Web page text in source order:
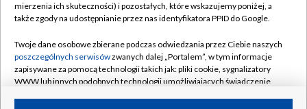
Naziemna Telewizja Cyfrowa
Rada Programowa
System NOS
Informacje o nadawcy
Pomoc
Kontakt
Kanały
mierzenia ich skuteczności) i pozostałych, które wskazujemy poniżej, a
także zgody na udostępnianie przez nas identyfikatora PPID do Google.
Twoje dane osobowe zbierane podczas odwiedzania przez Ciebie naszych
poszczególnych serwisówzwanych dalej „Portalem”, w tym informacje
zapisywane za pomocą technologii takich jak: pliki cookie, sygnalizatory
WWW lub innych podobnych technologii umożliwiających świadczenie